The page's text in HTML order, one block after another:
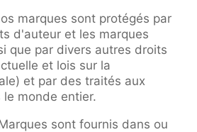
marques sont protégés par
d'auteur et les marques
que par divers autres droits
et lois sur la
et par des traités aux
monde entier.
sont fournis dans ou